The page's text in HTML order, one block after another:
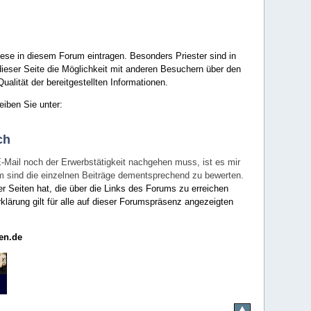
in diesem Forum eintragen. Besonders Priester sind in
Seite die Möglichkeit mit anderen Besuchern über den
der bereitgestellten Informationen.
Sie unter:
noch der Erwerbstätigkeit nachgehen muss, ist es mir
die einzelnen Beiträge dementsprechend zu bewerten.
Seiten hat, die über die Links des Forums zu erreichen
gilt für alle auf dieser Forumspräsenz angezeigten